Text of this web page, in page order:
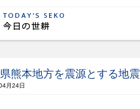
熊本地方を震源とする地
月24日